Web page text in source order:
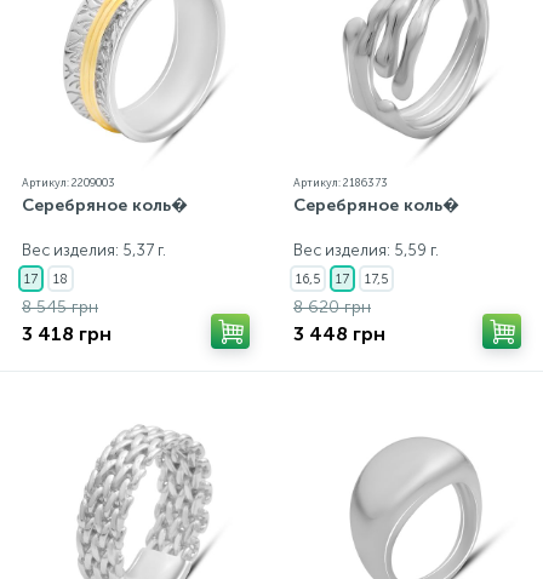
Артикул: 2209003
Серебряное коль�
Вес изделия: 5,37 г.
17 18
8 545 грн
3 418 грн
Артикул: 2186373
Серебряное коль�
Вес изделия: 5,59 г.
16,5 17 17,5
8 620 грн
3 448 грн